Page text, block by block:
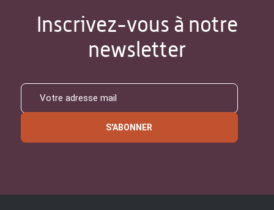
Inscrivez-vous à notre
newsletter
S'ABONNER